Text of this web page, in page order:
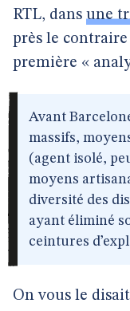
RTL, dans une
près le contraire
première «
Avant
massifs,
(agent isolé,
moyens
diversité des
ayant éliminé
ceintures
On vous le